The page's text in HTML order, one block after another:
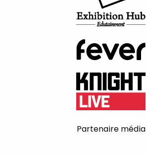
Partenaire média